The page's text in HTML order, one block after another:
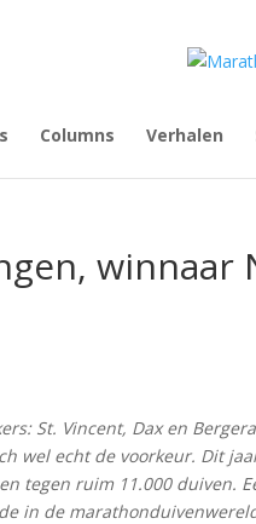
Columns Verhalen
winnaar
St. Vincent, Dax en
wel echt de voorkeur. Dit
tegen ruim 11.000 duiven.
in de